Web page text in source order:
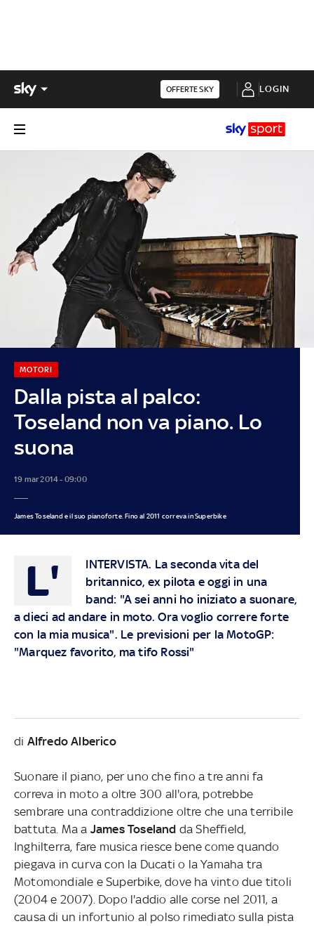
OFFERTE SKY LOGIN
Dalla pista al palco:
Toseland non va piano. Lo
suona
MOTORI
19 mar 2014 - 09:00
James Toseland e il suo pianoforte. Fino al 2011 correva in Superbike
L' INTERVISTA. La seconda vita del
britannico, ex pilota e oggi in una
band: "A sei anni ho iniziato a suonare,
a dieci ad andare in moto. Ora voglio correre forte
con la mia musica". Le previsioni per la MotoGP:
"Marquez favorito, ma tifo Rossi"
di Alfredo Alberico
Suonare il piano, per uno che fino a tre anni fa
correva in moto a oltre 300 all'ora, potrebbe
sembrare una contraddizione oltre che una terribile
battuta. Ma a James Toseland da Sheffield,
Inghilterra, fare musica riesce bene come quando
piegava in curva con la Ducati o la Yamaha tra
Motomondiale e Superbike, dove ha vinto due titoli
(2004 e 2007). Dopo l'addio alle corse nel 2011, a
causa di un infortunio al polso rimediato sulla pista